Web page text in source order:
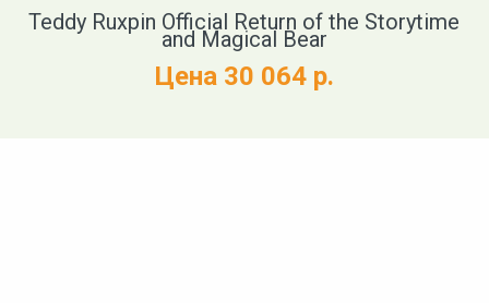
Teddy Ruxpin Official Return of the Storytime
and Magical Bear
Цена 30 064 р.